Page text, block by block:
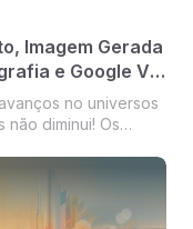
Imagem Gerada
e Google Vai
no universos
não diminui! Os